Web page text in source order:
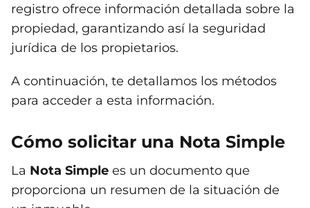
registro ofrece información detallada sobre la
propiedad, garantizando así la seguridad
jurídica de los propietarios.
A continuación, te detallamos los métodos
para acceder a esta información.
Cómo solicitar una Nota Simple
La Nota Simple es un documento que
proporciona un resumen de la situación de